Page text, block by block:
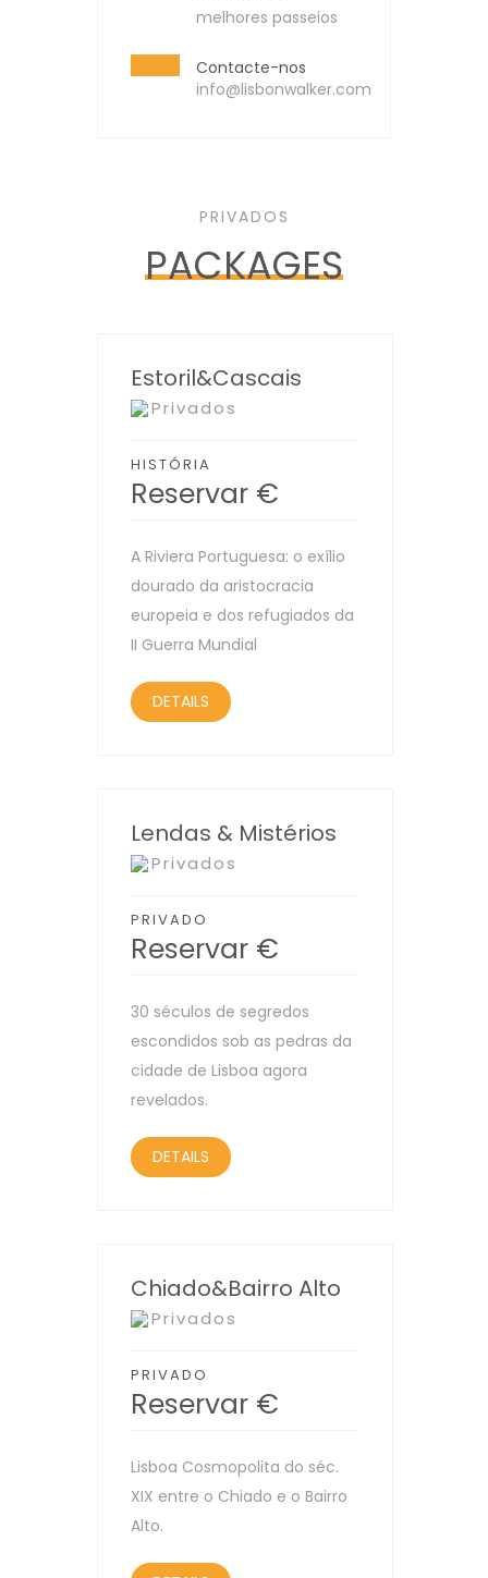
melhores passeios
Contacte-nos
info@lisbonwalker.com
PRIVADOS
PACKAGES
Estoril&Cascais
Privados
HISTÓRIA
Reservar €
A Riviera Portuguesa: o exílio
dourado da aristocracia
europeia e dos refugiados da
II Guerra Mundial
DETAILS
Lendas & Mistérios
Privados
PRIVADO
Reservar €
30 séculos de segredos
escondidos sob as pedras da
cidade de Lisboa agora
revelados.
DETAILS
Chiado&Bairro Alto
Privados
PRIVADO
Reservar €
Lisboa Cosmopolita do séc.
XIX entre o Chiado e o Bairro
Alto.